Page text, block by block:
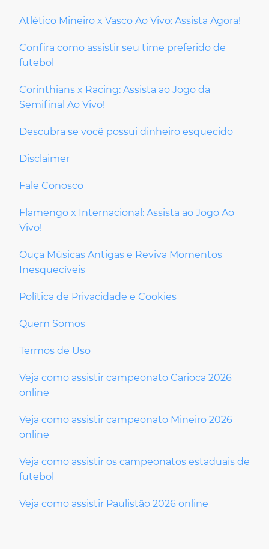
Atlético Mineiro x Vasco Ao Vivo: Assista Agora!
Confira como assistir seu time preferido de
futebol
Corinthians x Racing: Assista ao Jogo da
Semifinal Ao Vivo!
Descubra se você possui dinheiro esquecido
Disclaimer
Fale Conosco
Flamengo x Internacional: Assista ao Jogo Ao
Vivo!
Ouça Músicas Antigas e Reviva Momentos
Inesquecíveis
Política de Privacidade e Cookies
Quem Somos
Termos de Uso
Veja como assistir campeonato Carioca 2026
online
Veja como assistir campeonato Mineiro 2026
online
Veja como assistir os campeonatos estaduais de
futebol
Veja como assistir Paulistão 2026 online